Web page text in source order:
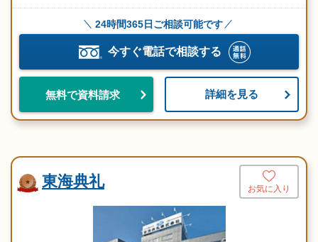
24時間365日ご相談可能です
今すぐ電話で相談する
無料で資料請求 詳細を見る
東海典礼 お気に入り